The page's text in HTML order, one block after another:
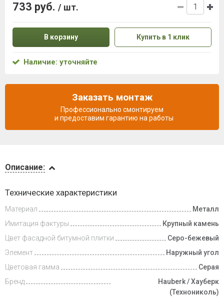
Доставка
и оплата
Описание:
Технические характеристики
Материал
Металл
Имитация фактуры
Крупный камень
Цвет фасадной битумной плитки
Серо-бежевый
Элемент
Наружный угол
Цветовая гамма
Серая
Бренд
Hauberk / Хауберк
(Технониколь)
733 руб. / шт.
В корзину Купить в 1 клик
Наличие: уточняйте
Заказать монтаж
Профессионально смонтируем
и предоставим гарантию на работы